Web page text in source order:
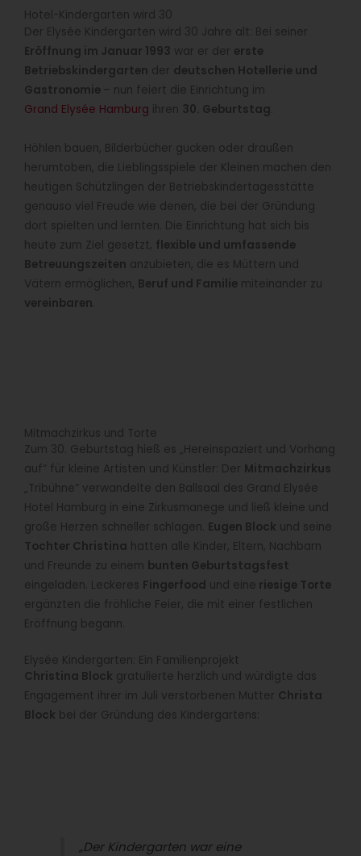
Hotel-Kindergarten wird 30
Der Elysée Kindergarten wird 30 Jahre alt: Bei seiner
Eröffnung im Januar 1993 war er der erste
Betriebskindergarten der deutschen Hotellerie und
Gastronomie – nun feiert die Einrichtung im
Grand Elysée Hamburg ihren 30. Geburtstag
Höhlen bauen, Bilderbücher gucken oder draußen
herumtoben, die Lieblingsspiele der Kleinen machen den
heutigen Schützlingen der Betriebskindertagesstätte
genauso viel Freude wie denen, die bei der Gründung
dort spielten und lernten. Die Einrichtung hat sich bis
heute zum Ziel gesetzt, flexible und umfassende
Betreuungszeiten anzubieten, die es Müttern und
Vätern ermöglichen, Beruf und Familie miteinander zu
vereinbaren
Mitmachzirkus und Torte
Zum 30. Geburtstag hieß es „Hereinspaziert und Vorhang
auf“ für kleine Artisten und Künstler: Der Mitmachzirkus
„Tribühne“ verwandelte den Ballsaal des Grand Elysée
Hotel Hamburg in eine Zirkusmanege und ließ kleine und
große Herzen schneller schlagen. Eugen Block und seine
Tochter Christina hatten alle Kinder, Eltern, Nachbarn
und Freunde zu einem bunten Geburtstagsfest
eingeladen. Leckeres Fingerfood und eine riesige Torte
ergänzten die fröhliche Feier, die mit einer festlichen
Eröffnung begann.
Elysée Kindergarten: Ein Familienprojekt
Christina Block gratulierte herzlich und würdigte das
Engagement ihrer im Juli verstorbenen Mutter Christa
Block bei der Gründung des Kindergartens:
„Der Kindergarten war eine